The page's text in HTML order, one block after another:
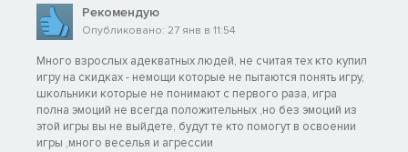
Рекомендую
Опубликовано: 27 янв в 11:54
Много взрослых адекватных людей, не считая тех кто купил
игру на скидках - немощи которые не пытаются понять игру,
школьники которые не понимают с первого раза, игра
полна эмоций не всегда положительных ,но без эмоций из
этой игры вы не выйдете, будут те кто помогут в освоении
игры ,много веселья и агрессии